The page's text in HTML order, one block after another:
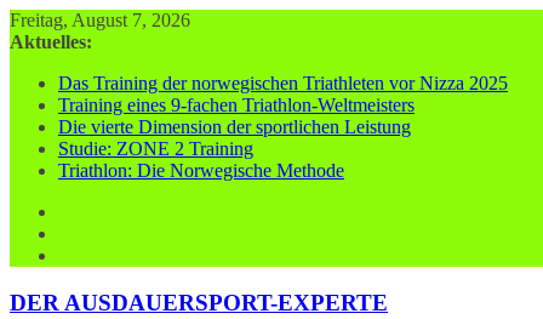
Zum
Inhalt
Freitag, August 7, 2026
Aktuelles:
Das Training der norwegischen Triathleten vor Nizza 2025
Training eines 9-fachen Triathlon-Weltmeisters
Die vierte Dimension der sportlichen Leistung
Studie: ZONE 2 Training
Triathlon: Die Norwegische Methode
DER AUSDAUERSPORT-EXPERTE